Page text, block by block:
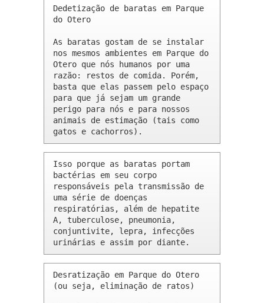
Dedetização de baratas em Parque
do Otero
As baratas gostam de se instalar
nos mesmos ambientes em Parque do
Otero que nós humanos por uma
razão: restos de comida. Porém,
basta que elas passem pelo espaço
para que já sejam um grande
perigo para nós e para nossos
animais de estimação (tais como
gatos e cachorros).
Isso porque as baratas portam
bactérias em seu corpo
responsáveis pela transmissão de
uma série de doenças
respiratórias, além de hepatite
A, tuberculose, pneumonia,
conjuntivite, lepra, infecções
urinárias e assim por diante.
Desratização em Parque do Otero
(ou seja, eliminação de ratos)